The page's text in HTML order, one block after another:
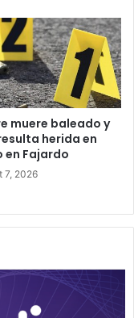
muere baleado y
herida en
Fajardo
7, 2026